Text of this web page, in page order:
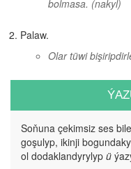
bolmasa. (nakyl)
Palaw.
Olar tüwi
Soňuna çekimsiz ses
goşulyp, ikinji
ol dodaklandyrylyp ü